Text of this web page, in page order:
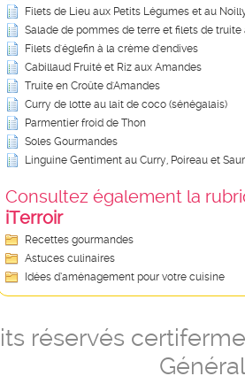
Filets de Lieu aux Petits Légumes et au
Salade de pommes de terre et filets de
Filets d'églefin à la crème d'endives
Cabillaud Fruité et Riz aux Amandes
Truite en Croûte d'Amandes
Curry de lotte au lait de coco (sénégalais)
Parmentier froid de Thon
Soles Gourmandes
Linguine Gentiment au Curry, Poireau et
Consultez également la
iTerroir
Recettes gourmandes
Astuces culinaires
Idées d’aménagement pour votre cuisine
réservés